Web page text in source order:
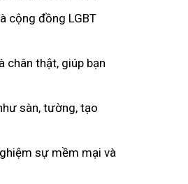
cộng đồng LGBT
chân thật, giúp bạn
sàn, tường, tạo
sự mềm mại và